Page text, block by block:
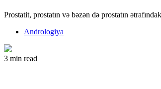
Prostatit, prostatın və bəzən də prostatın
Andrologiya
3 min read